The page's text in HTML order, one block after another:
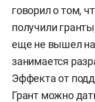
говорил о том,
получили
еще не вышел на
занимается
Эффекта от
Грант можно